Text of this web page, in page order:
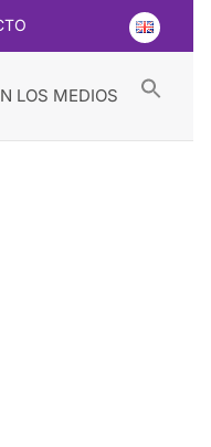
LOS MEDIOS